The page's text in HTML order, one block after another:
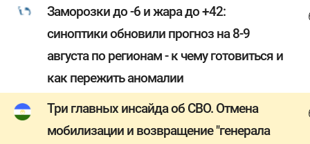
Заморозки до -6 и жара до +42:
синоптики обновили прогноз на 8-9
августа по регионам - к чему готовиться и
как пережить аномалии
Три главных инсайда об СВО. Отмена
мобилизации и возвращение "генерала